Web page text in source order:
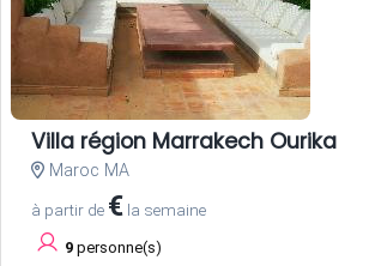
Villa région Marrakech Ourika
Maroc MA
à partir de € la semaine
9 personne(s)